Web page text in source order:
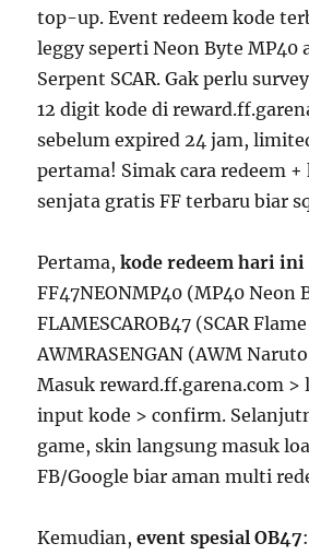
top-up. Event redeem kode
leggy seperti Neon Byte MP40
Serpent SCAR. Gak perlu
12 digit kode di
sebelum expired 24 jam,
pertama! Simak cara redeem +
senjata gratis FF terbaru biar
Pertama,kode redeem hari ini
FF47NEONMP40 (MP40 Neon
FLAMESCAROB47 (SCAR
AWMRASENGAN (AWM
Masuk reward.ff.garena.com >
input kode > confirm.
game, skin langsung masuk
FB/Google biar aman multi
Kemudian,event spesial OB47: